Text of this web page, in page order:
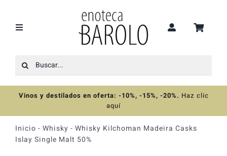
contenido
Toggle
Recomendaciones
Ofertas
Colecciones
Buscar:
Vinos y destilados en oferta: -10%, -15%, -20%. Haz clic
aquí
Inicio - Whisky - Whisky Kilchoman Madeira Casks
Islay Single Malt 50%